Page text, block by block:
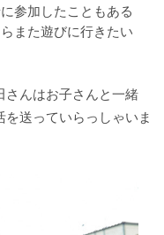
に参加したこともある
また遊びに行きたい
さんはお子さんと一緒
送っていらっしゃいま